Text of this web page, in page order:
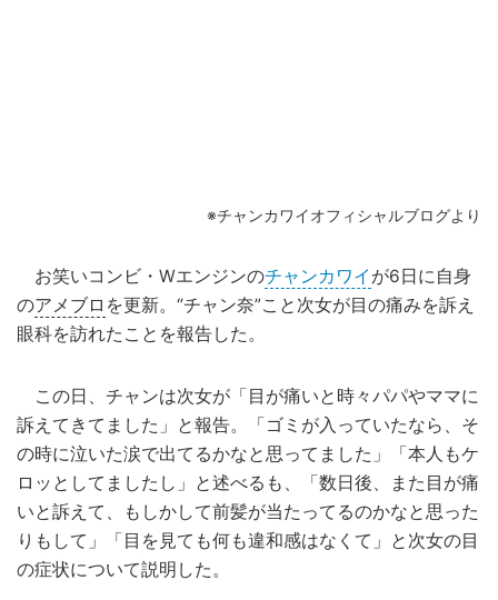
※チャンカワイオフィシャルブログより
お笑いコンビ・Wエンジンのチャンカワイ が6日に自身
のアメブロ を更新。“チャン奈”こと次女が目の痛みを訴え
眼科を訪れたことを報告した。
この日、チャンは次女が「目が痛いと時々パパやママに
訴えてきてました」と報告。「ゴミが入っていたなら、そ
の時に泣いた涙で出てるかなと思ってました」「本人もケ
ロッとしてましたし」と述べるも、「数日後、また目が痛
いと訴えて、もしかして前髪が当たってるのかなと思った
りもして」「目を見ても何も違和感はなくて」と次女の目
の症状について説明した。